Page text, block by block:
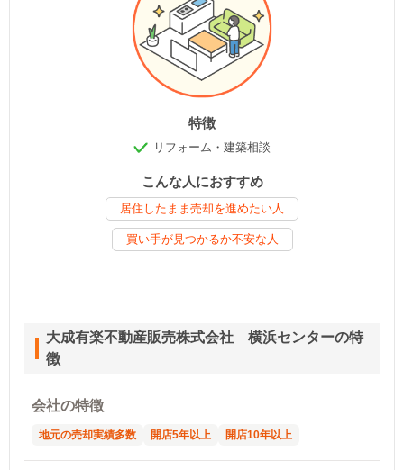
特徴
リフォーム・建築相談
こんな人におすすめ
居住したまま売却を進めたい人
買い手が見つかるか不安な人
大成有楽不動産販売株式会社 横浜センターの特
徴
会社の特徴
地元の売却実績多数 開店5年以上 開店10年以上